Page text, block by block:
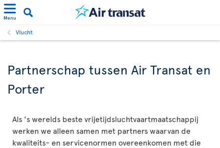
Menu
Vlucht
Partnerschap tussen Air Transat en
Porter
Als 's werelds beste vrijetijdsluchtvaartmaatschappij
werken we alleen samen met partners waarvan de
kwaliteits- en servicenormen overeenkomen met die